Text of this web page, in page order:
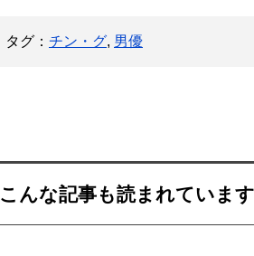
タグ： チン・グ, 男優
こんな記事も読まれています